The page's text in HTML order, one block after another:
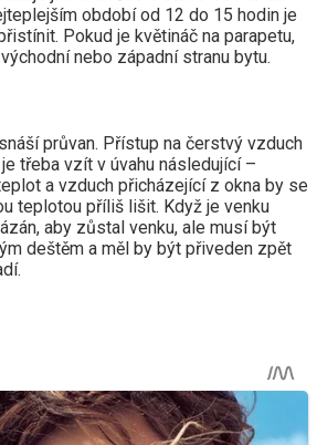
období od 12 do 15 hodin je
Pokud je květináč na parapetu,
nebo západní stranu bytu.
průvan. Přístup na čerstvý vzduch
třeba vzít v úvahu následující –
a vzduch přicházející z okna by se
teplotou příliš lišit. Když je venku
aby zůstal venku, ale musí být
deštěm a měl by být přiveden zpět